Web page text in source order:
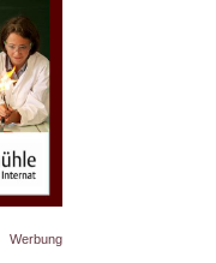
Werbung